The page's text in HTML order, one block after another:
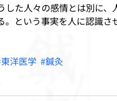
た人々の感情とは別に、
という事実を人に認識さ
洋医学 #鍼灸